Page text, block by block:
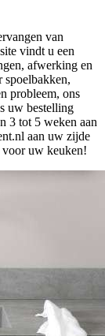
van
vindt u een
afwerking en
probleem, ons
uw bestelling
3 tot 5 weken aan
aan uw zijde
uw keuken!